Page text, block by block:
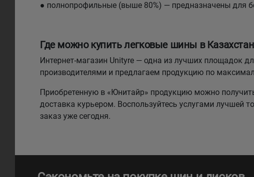
● полнопрофильные (выше 80%) — предназначены для
Где можно купить легковые шины в
Интернет-магазин Unityre — одна из лучших площадок
производителями и предлагаем продукцию по
Приобретенную в «Юнитайр» продукцию можно
доставка курьером. Воспользуйтесь услугами лучшей
заказ уже сегодня.